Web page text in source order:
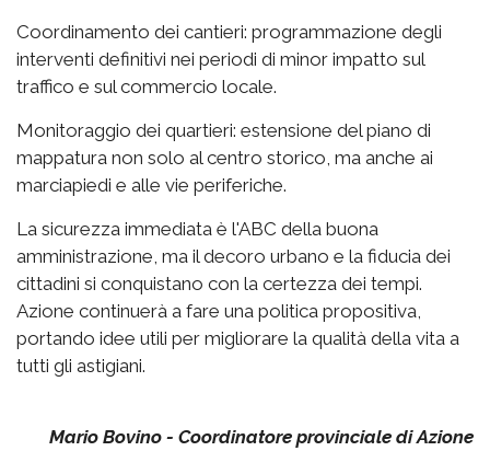
Coordinamento dei cantieri: programmazione degli
interventi definitivi nei periodi di minor impatto sul
traffico e sul commercio locale.
Monitoraggio dei quartieri: estensione del piano di
mappatura non solo al centro storico, ma anche ai
marciapiedi e alle vie periferiche.
La sicurezza immediata è l'ABC della buona
amministrazione, ma il decoro urbano e la fiducia dei
cittadini si conquistano con la certezza dei tempi.
Azione continuerà a fare una politica propositiva,
portando idee utili per migliorare la qualità della vita a
tutti gli astigiani.
Mario Bovino - Coordinatore provinciale di Azione